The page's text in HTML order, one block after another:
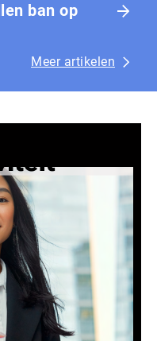
ban op
Meer artikelen